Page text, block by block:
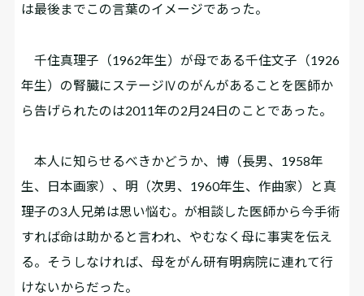
は最後までこの言葉のイメージであった。
千住真理子（1962年生）が母である千住文子（1926
年生）の腎臓にステージⅣのがんがあることを医師か
ら告げられたのは2011年の2月24日のことであった。
本人に知らせるべきかどうか、博（長男、1958年
生、日本画家）、明（次男、1960年生、作曲家）と真
理子の3人兄弟は思い悩む。が相談した医師から今手術
すれば命は助かると言われ、やむなく母に事実を伝え
る。そうしなければ、母をがん研有明病院に連れて行
けないからだった。